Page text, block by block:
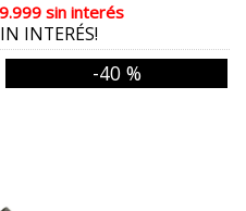
BEIGE
SUELA
sin interés
INTERÉS!
-40 %